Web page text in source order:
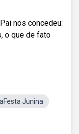
nos concedeu:
o que de fato
Junina